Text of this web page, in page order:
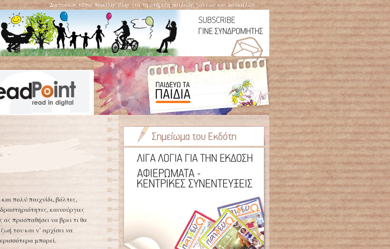
Δικτυακός τόπος ποικίλης ύλης για τη στήριξη παιδιών, γονέων και δασκάλων
πολύ παιχνίδι, βόλτες,
καινούργιες
ας προσπαθήσει να βρει τι θα
του και ν’ αρχίσει να
μπορεί.